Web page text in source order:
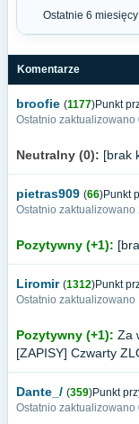
Ostatnie 6 miesięcy
Komentarze
broofie (1177)Punkt
Ostatnio zaktualizowano
Neutralny (0): [brak
pietras909 (66)Punkt
Ostatnio zaktualizowano
Pozytywny (+1):
Liromir (1312)Punkt
Ostatnio zaktualizowano
Pozytywny (+1): Za
[ZAPISY] Czwarty
Dante_/ (359)Punkt
Ostatnio zaktualizowano